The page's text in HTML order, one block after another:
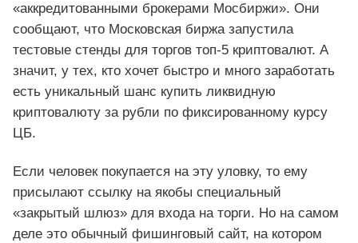
«аккредитованными брокерами Мосбиржи». Они
сообщают, что Московская биржа запустила
тестовые стенды для торгов топ-5 криптовалют. А
значит, у тех, кто хочет быстро и много заработать
есть уникальный шанс купить ликвидную
криптовалюту за рубли по фиксированному курсу
ЦБ.
Если человек покупается на эту уловку, то ему
присылают ссылку на якобы специальный
«закрытый шлюз» для входа на торги. Но на самом
деле это обычный фишинговый сайт, на котором